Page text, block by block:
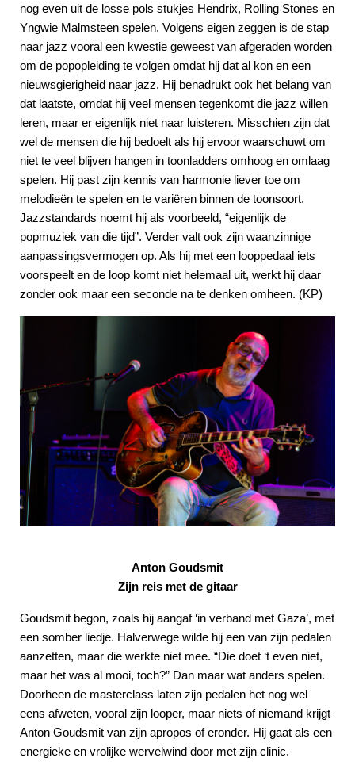
nog even uit de losse pols stukjes Hendrix, Rolling Stones en
Yngwie Malmsteen spelen. Volgens eigen zeggen is de stap
naar jazz vooral een kwestie geweest van afgeraden worden
om de popopleiding te volgen omdat hij dat al kon en een
nieuwsgierigheid naar jazz. Hij benadrukt ook het belang van
dat laatste, omdat hij veel mensen tegenkomt die jazz willen
leren, maar er eigenlijk niet naar luisteren. Misschien zijn dat
wel de mensen die hij bedoelt als hij ervoor waarschuwt om
niet te veel blijven hangen in toonladders omhoog en omlaag
spelen. Hij past zijn kennis van harmonie liever toe om
melodieën te spelen en te variëren binnen de toonsoort.
Jazzstandards noemt hij als voorbeeld, “eigenlijk de
popmuziek van die tijd”. Verder valt ook zijn waanzinnige
aanpassingsvermogen op. Als hij met een looppedaal iets
voorspeelt en de loop komt niet helemaal uit, werkt hij daar
zonder ook maar een seconde na te denken omheen. (KP)
Anton Goudsmit
Zijn reis met de gitaar
Goudsmit begon, zoals hij aangaf ‘in verband met Gaza’, met
een somber liedje. Halverwege wilde hij een van zijn pedalen
aanzetten, maar die werkte niet mee. “Die doet ‘t even niet,
maar het was al mooi, toch?” Dan maar wat anders spelen.
Doorheen de masterclass laten zijn pedalen het nog wel
eens afweten, vooral zijn looper, maar niets of niemand krijgt
Anton Goudsmit van zijn apropos of eronder. Hij gaat als een
energieke en vrolijke wervelwind door met zijn clinic.